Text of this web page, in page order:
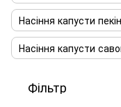
Насіння капусти
Насіння капусти
Фільтр